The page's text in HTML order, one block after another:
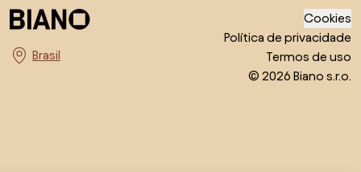
Escolha o país
Cookies
Política de privacidade
Termos de uso
© 2026 Biano s.r.o.